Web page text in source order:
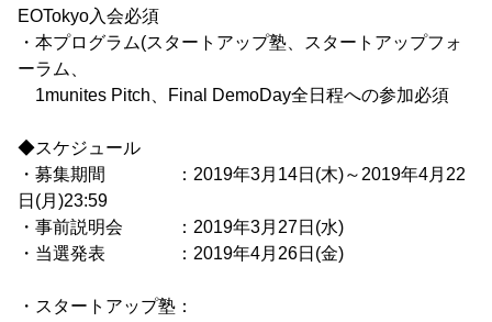
EOTokyo入会必須
・本プログラム(スタートアップ塾、スタートアップフォ
ーラム、
1munites Pitch、Final DemoDay全日程への参加必須
◆スケジュール
・募集期間 ：2019年3月14日(木)～2019年4月22
日(月)23:59
・事前説明会 ：2019年3月27日(水)
・当選発表 ：2019年4月26日(金)
・スタートアップ塾：